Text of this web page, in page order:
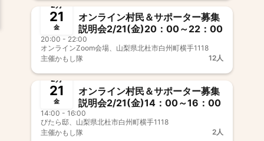
2月
21
金
オンライン村民＆サポーター募集
説明会2/21(金)20：00～22：00
20:00 - 22:00
オンラインZoom会場、山梨県北杜市白州町横手1118
主催かもし隊 12人
終了
2月
21
金
オンライン村民＆サポーター募集
説明会2/21(金)14：00～16：00
14:00 - 16:00
ぴたら邸、山梨県北杜市白州町横手1118
主催かもし隊 2人
終了